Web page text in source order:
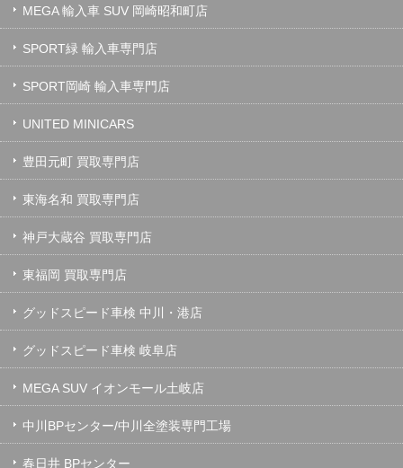
MEGA 輸入車 SUV 岡崎昭和町店
SPORT緑 輸入車専門店
SPORT岡崎 輸入車専門店
UNITED MINICARS
豊田元町 買取専門店
東海名和 買取専門店
神戸大蔵谷 買取専門店
東福岡 買取専門店
グッドスピード車検 中川・港店
グッドスピード車検 岐阜店
MEGA SUV イオンモール土岐店
中川BPセンター/中川全塗装専門工場
春日井 BPセンター